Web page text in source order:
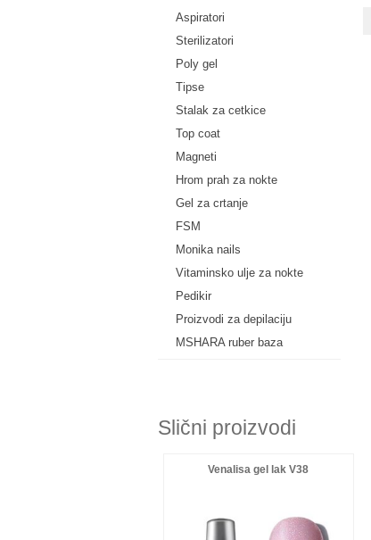
Aspiratori
Sterilizatori
Poly gel
Tipse
Stalak za cetkice
Top coat
Magneti
Hrom prah za nokte
Gel za crtanje
FSM
Monika nails
Vitaminsko ulje za nokte
Pedikir
Proizvodi za depilaciju
MSHARA ruber baza
Slični proizvodi
Venalisa gel lak V38